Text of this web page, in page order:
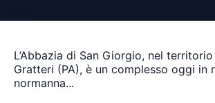
L’Abbazia di San Giorgio, nel
Gratteri (PA), è un complesso oggi in
normanna...